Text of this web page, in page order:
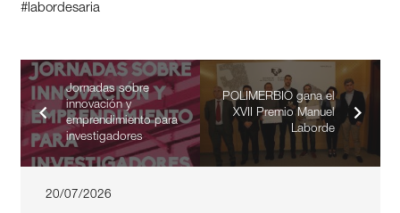
#labordesaria
Jornadas sobre
innovación y
emprendimiento para
investigadores
POLIMERBIO gana el
XVII Premio Manuel
Laborde
20/07/2026